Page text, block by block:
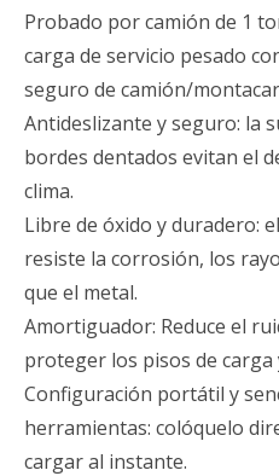
Probado por camión de 1
carga de servicio pesado
seguro de camión/
Antideslizante y seguro: la
bordes dentados evitan el
clima.
Libre de óxido y duradero:
resiste la corrosión, los
que el metal.
Amortiguador: Reduce el
proteger los pisos de carga
Configuración portátil y
herramientas: colóquelo
cargar al instante.